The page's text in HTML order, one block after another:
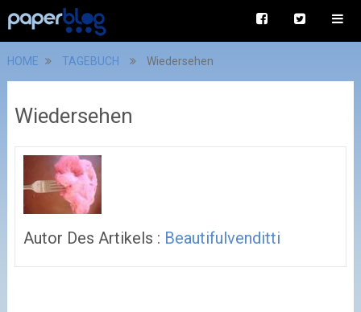
HOME TAGEBUCH Wiedersehen
Wiedersehen
Autor Des Artikels : Beautifulvenditti